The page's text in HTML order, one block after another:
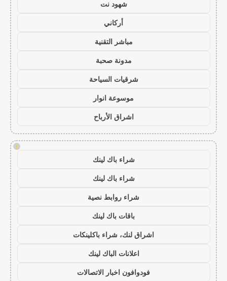
شهود نت
أركاني
مباشر التقنية
مدونة صحبة
شرقيات السياحة
موسوعة انوار
اشراق الأرباح
!
شراء باك لينك
شراء باك لينك
شراء روابط نصية
باقات باك لينك
اشراق لنك، شراء باكلينكات
اعلانات الباك لينك
فودوافون اخبار الاتصالات